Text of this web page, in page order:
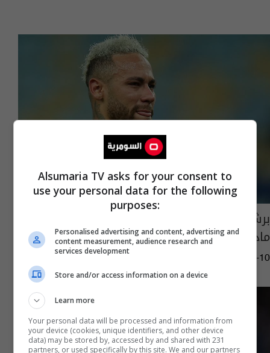
برشلونة وسانتوس يوجهان ضربة موجعة لنيمار..
ماذا حدث؟
10:33 | 2025-03-10
Alsumaria TV asks for your consent to
use your personal data for the following
purposes:
Personalised advertising and content, advertising and
content measurement, audience research and
services development
Store and/or access information on a device
Learn more
Your personal data will be processed and information from
your device (cookies, unique identifiers, and other device
data) may be stored by, accessed by and shared with 231
partners, or used specifically by this site. We and our partners